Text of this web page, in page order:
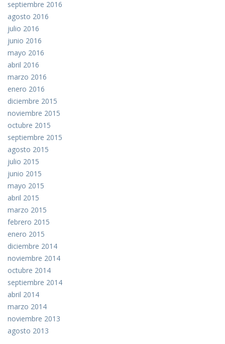
septiembre 2016
agosto 2016
julio 2016
junio 2016
mayo 2016
abril 2016
marzo 2016
enero 2016
diciembre 2015
noviembre 2015
octubre 2015
septiembre 2015
agosto 2015
julio 2015
junio 2015
mayo 2015
abril 2015
marzo 2015
febrero 2015
enero 2015
diciembre 2014
noviembre 2014
octubre 2014
septiembre 2014
abril 2014
marzo 2014
noviembre 2013
agosto 2013